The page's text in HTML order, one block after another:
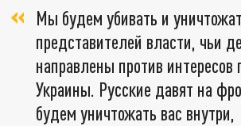
Мы будем убивать и
представителей власти, чьи
направлены против интересов
Украины. Русские давят на
будем уничтожать вас внутри,